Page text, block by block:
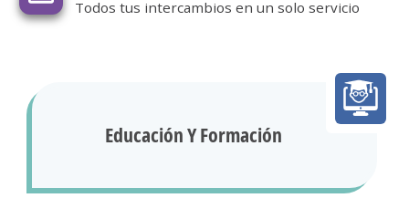
Todos tus intercambios en un solo servicio
Educación Y Formación